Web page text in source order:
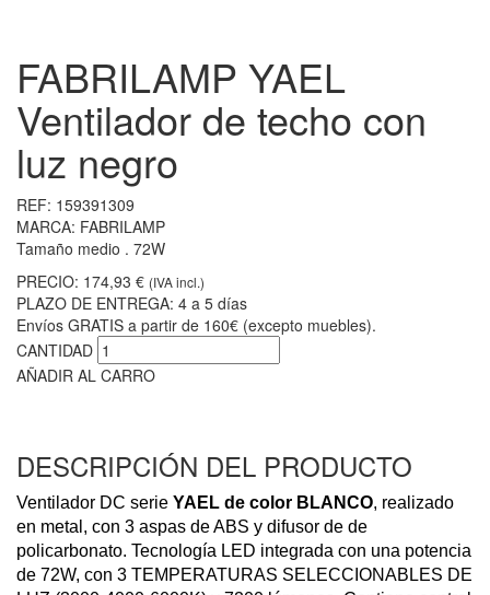
FABRILAMP YAEL
Ventilador de techo con
luz negro
REF: 159391309
MARCA: FABRILAMP
Tamaño medio . 72W
PRECIO: 174,93 € (IVA incl.)
PLAZO DE ENTREGA: 4 a 5 días
Envíos GRATIS a partir de 160€ (excepto muebles).
CANTIDAD
AÑADIR AL CARRO
DESCRIPCIÓN DEL PRODUCTO
Ventilador DC serie YAEL de color BLANCO, realizado
en metal, con 3 aspas de ABS y difusor de de
policarbonato. Tecnología LED integrada con una potencia
de 72W, con 3 TEMPERATURAS SELECCIONABLES DE